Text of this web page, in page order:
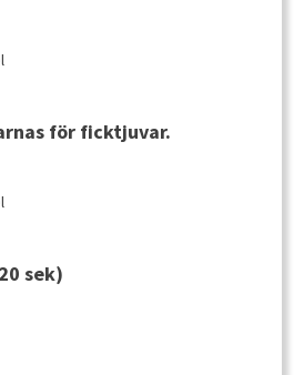
för ficktjuvar.
sek)